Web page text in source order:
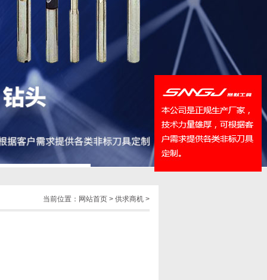
在线咨
QQ
当前位置： 网站首页 > 供求商机 >